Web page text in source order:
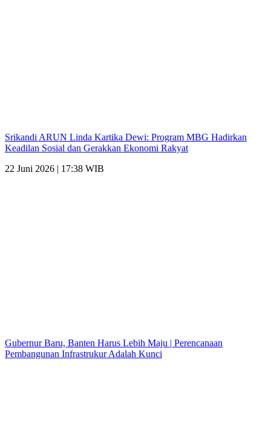
Srikandi ARUN Linda Kartika Dewi: Program MBG Hadirkan
Keadilan Sosial dan Gerakkan Ekonomi Rakyat
22 Juni 2026 | 17:38 WIB
Gubernur Baru, Banten Harus Lebih Maju | Perencanaan
Pembangunan Infrastrukur Adalah Kunci